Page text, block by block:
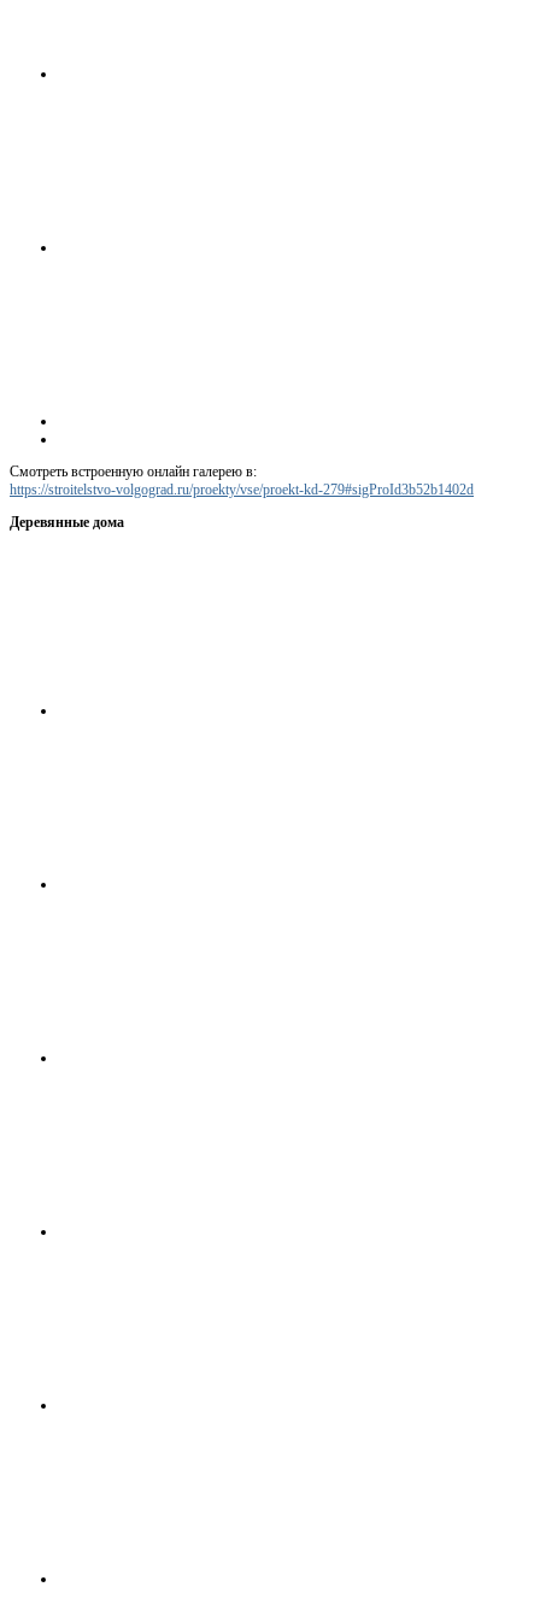
Смотреть встроенную онлайн галерею в:
https://stroitelstvo-volgograd.ru/proekty/vse/proekt-kd-279#sigProId3b52b1402d
Деревянные дома